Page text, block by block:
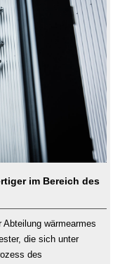
im Bereich des
wärmearmes
die sich unter
des